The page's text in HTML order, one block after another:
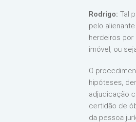
Rodrigo: Tal
pelo
herdeiros
imóvel, ou
O
hipóteses,
adjudicação
certidão de
da pessoa